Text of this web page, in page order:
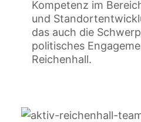
Kompetenz im
und
das auch die
politisches
Reichenhall.